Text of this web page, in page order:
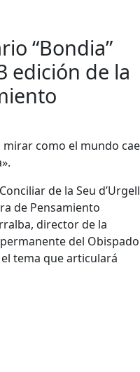
“Bondia”
edición de la
mirar como el mundo cae
de la Seu d’Urgell
de Pensamiento
director de la
del Obispado
tema que articulará